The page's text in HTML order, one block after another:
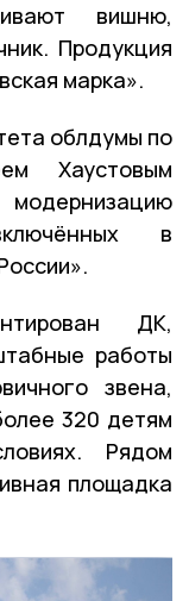
вишню,
Продукция
марка».
облдумы по
Хаустовым
модернизацию
в
ДК,
работы
звена,
320 детям
Рядом
площадка